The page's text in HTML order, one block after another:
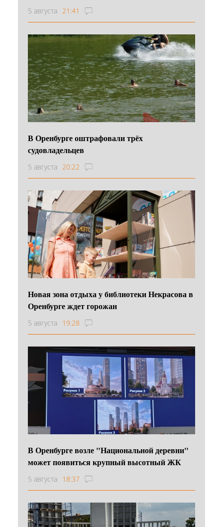
5 августа 21:41
В Оренбурге оштрафовали трёх
судовладельцев
5 августа 20:22
Новая зона отдыха у библиотеки Некрасова в
Оренбурге ждет горожан
5 августа 19:28
В Оренбурге возле "Национальной деревни"
может появиться крупный высотный ЖК
5 августа 18:37